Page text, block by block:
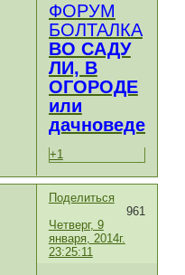
ФОРУМ
БОЛТАЛКА
ВО САДУ
ЛИ, В
ОГОРОДЕ
или
дачноведение
+1
Поделиться
961
Четверг, 9
января, 2014г.
23:25:11